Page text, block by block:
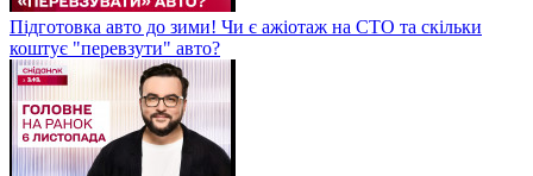
Підготовка авто до зими! Чи є ажіотаж на СТО та скільки
коштує "перевзути" авто?